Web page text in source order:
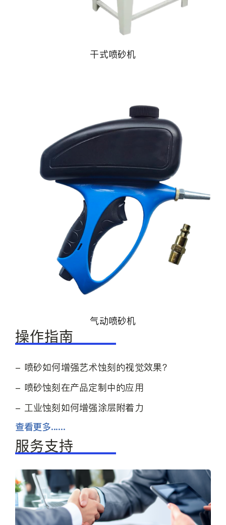
干式喷砂机
气动喷砂机
操作指南
- 喷砂如何增强艺术蚀刻的视觉效果？
- 喷砂蚀刻在产品定制中的应用
- 工业蚀刻如何增强涂层附着力
查看更多......
服务支持